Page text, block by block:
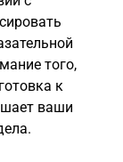
того,
к
ваши